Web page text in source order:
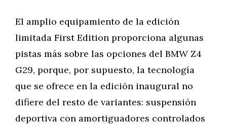
El amplio equipamiento de la edición
limitada First Edition proporciona algunas
pistas más sobre las opciones del BMW Z4
G29, porque, por supuesto, la tecnología
que se ofrece en la edición inaugural no
difiere del resto de variantes: suspensión
deportiva con amortiguadores controlados